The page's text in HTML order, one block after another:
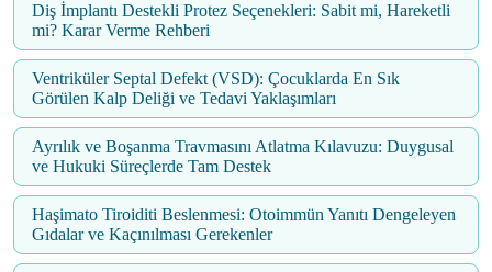
Diş İmplantı Destekli Protez Seçenekleri: Sabit mi, Hareketli
mi? Karar Verme Rehberi
Ventriküler Septal Defekt (VSD): Çocuklarda En Sık
Görülen Kalp Deliği ve Tedavi Yaklaşımları
Ayrılık ve Boşanma Travmasını Atlatma Kılavuzu: Duygusal
ve Hukuki Süreçlerde Tam Destek
Haşimato Tiroiditi Beslenmesi: Otoimmün Yanıtı Dengeleyen
Gıdalar ve Kaçınılması Gerekenler